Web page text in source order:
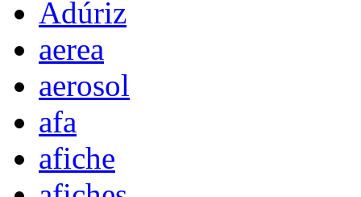
Adúriz
aerea
aerosol
afa
afiche